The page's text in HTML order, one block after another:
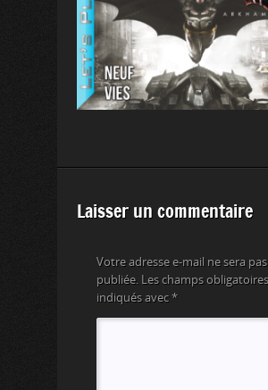
Laisser un commentaire
Votre adresse e-mail ne sera pas
publiée. Les champs
indiqués avec *